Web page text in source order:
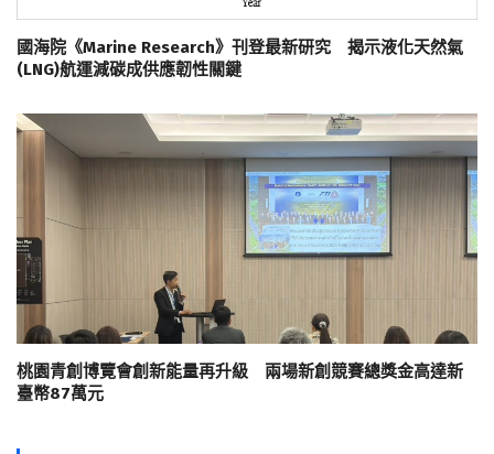
國海院《Marine Research》刊登最新研究 揭示液化天然氣
(LNG)航運減碳成供應韌性關鍵
桃園青創博覽會創新能量再升級 兩場新創競賽總獎金高達新
臺幣87萬元